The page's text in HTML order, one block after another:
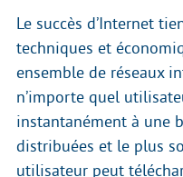
Le succès d’Internet
techniques et
ensemble de réseaux
n’importe quel
instantanément à une
distribuées et le plus
utilisateur peut